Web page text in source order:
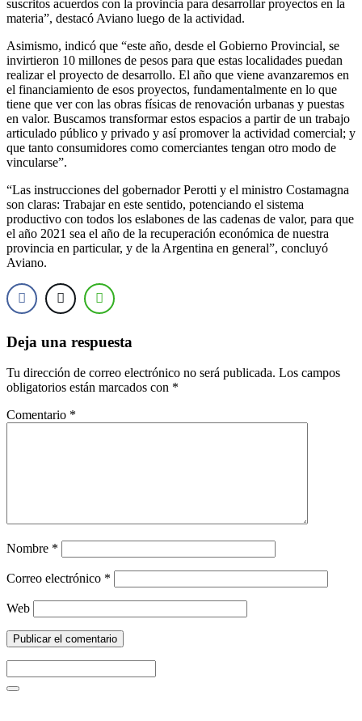
suscritos acuerdos con la provincia para desarrollar proyectos en la
materia”, destacó Aviano luego de la actividad.
Asimismo, indicó que “este año, desde el Gobierno Provincial, se
invirtieron 10 millones de pesos para que estas localidades puedan
realizar el proyecto de desarrollo. El año que viene avanzaremos en
el financiamiento de esos proyectos, fundamentalmente en lo que
tiene que ver con las obras físicas de renovación urbanas y puestas
en valor. Buscamos transformar estos espacios a partir de un trabajo
articulado público y privado y así promover la actividad comercial; y
que tanto consumidores como comerciantes tengan otro modo de
vincularse”.
“Las instrucciones del gobernador Perotti y el ministro Costamagna
son claras: Trabajar en este sentido, potenciando el sistema
productivo con todos los eslabones de las cadenas de valor, para que
el año 2021 sea el año de la recuperación económica de nuestra
provincia en particular, y de la Argentina en general”, concluyó
Aviano.
Deja una respuesta
Tu dirección de correo electrónico no será publicada. Los campos
obligatorios están marcados con *
Comentario *
Nombre *
Correo electrónico *
Web